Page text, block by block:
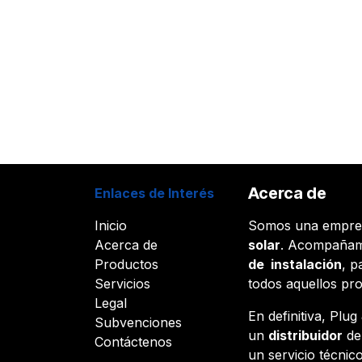
Enlaces de Interés
Inicio
Acerca de
Productos
Servicios
Legal
Subvenciones
Contáctenos
Acerca de
Somos una
solar.
de instalación,
todos aquellos
En definitiva,
un distribuidor de
un servicio